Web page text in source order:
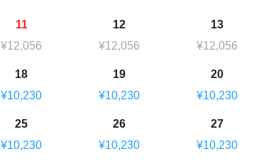
11
¥12,056
12
¥12,056
13
¥12,056
18
¥10,230
19
¥10,230
20
¥10,230
25
¥10,230
26
¥10,230
27
¥10,230